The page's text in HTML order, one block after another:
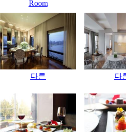
Room
다른 다